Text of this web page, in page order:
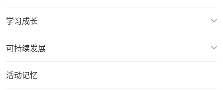
学习成长
可持续发展
活动记忆